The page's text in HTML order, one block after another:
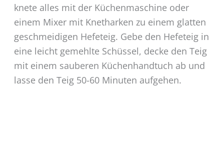
knete alles mit der Küchenmaschine oder
einem Mixer mit Knetharken zu einem glatten
geschmeidigen Hefeteig. Gebe den Hefeteig in
eine leicht gemehlte Schüssel, decke den Teig
mit einem sauberen Küchenhandtuch ab und
lasse den Teig 50-60 Minuten aufgehen.